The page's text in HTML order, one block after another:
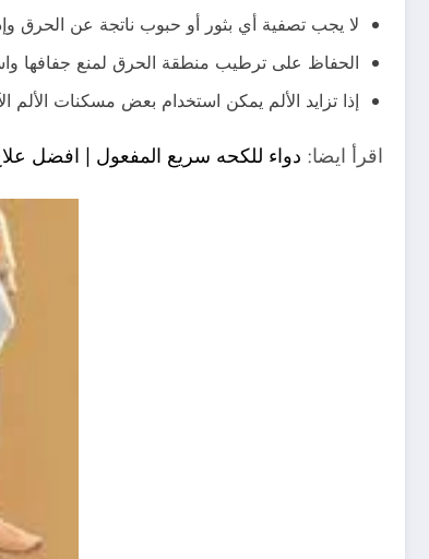
لا يجب تصفية أي بثور أو حبوب ناتجة عن الحرق
الحفاظ على ترطيب منطقة الحرق لمنع جفافها
إذا تزايد الألم يمكن استخدام بعض مسكنات الألم
اقرأ ايضا: دواء للكحه سريع المفعول | افضل